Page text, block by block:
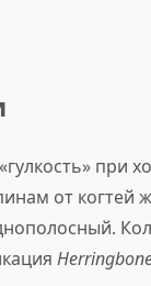
при
от